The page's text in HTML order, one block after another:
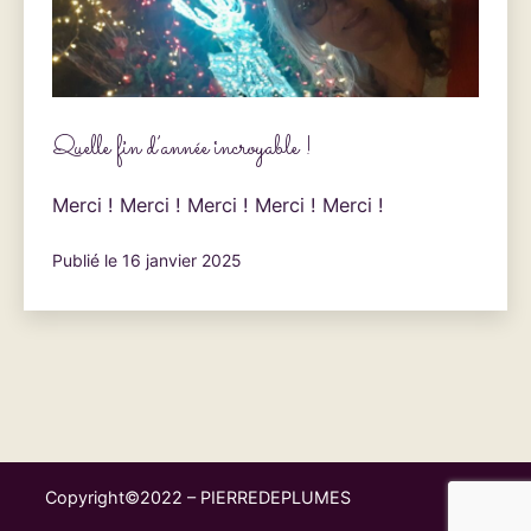
Quelle fin d’année incroyable !
Merci ! Merci ! Merci ! Merci ! Merci !
Publié le 16 janvier 2025
Copyright©2022 – PIERREDEPLUMES